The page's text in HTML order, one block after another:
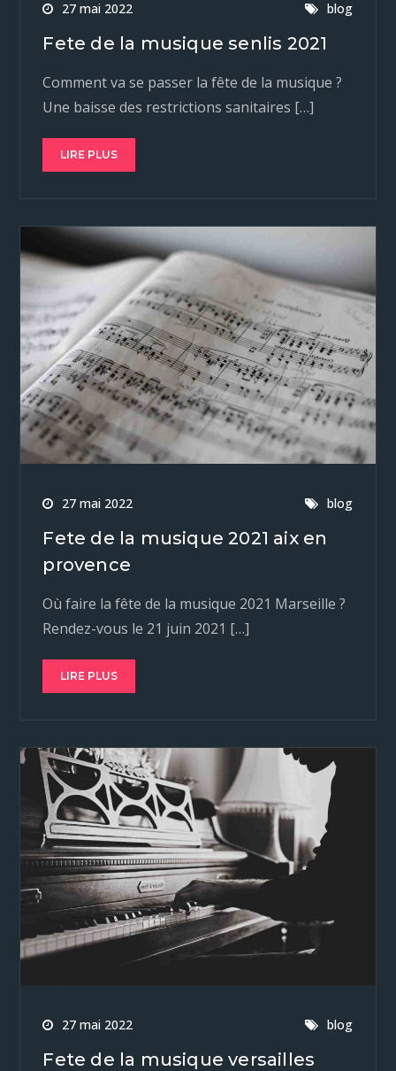
27 mai 2022 blog
Fete de la musique senlis 2021
Comment va se passer la fête de la musique ?
Une baisse des restrictions sanitaires […]
LIRE PLUS
27 mai 2022 blog
Fete de la musique 2021 aix en
provence
Où faire la fête de la musique 2021 Marseille ?
Rendez-vous le 21 juin 2021 […]
LIRE PLUS
27 mai 2022 blog
Fete de la musique versailles